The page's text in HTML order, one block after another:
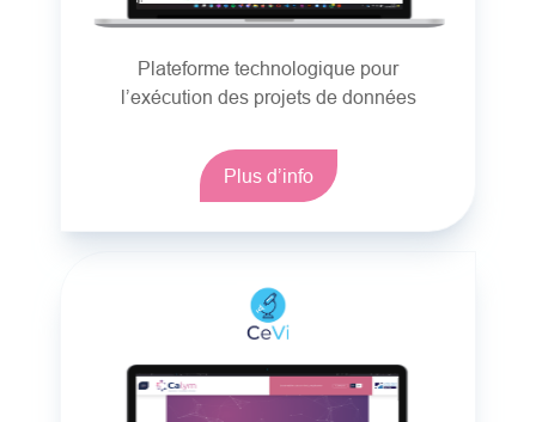
Plateforme technologique pour
l’exécution des projets de données
Plus d’info